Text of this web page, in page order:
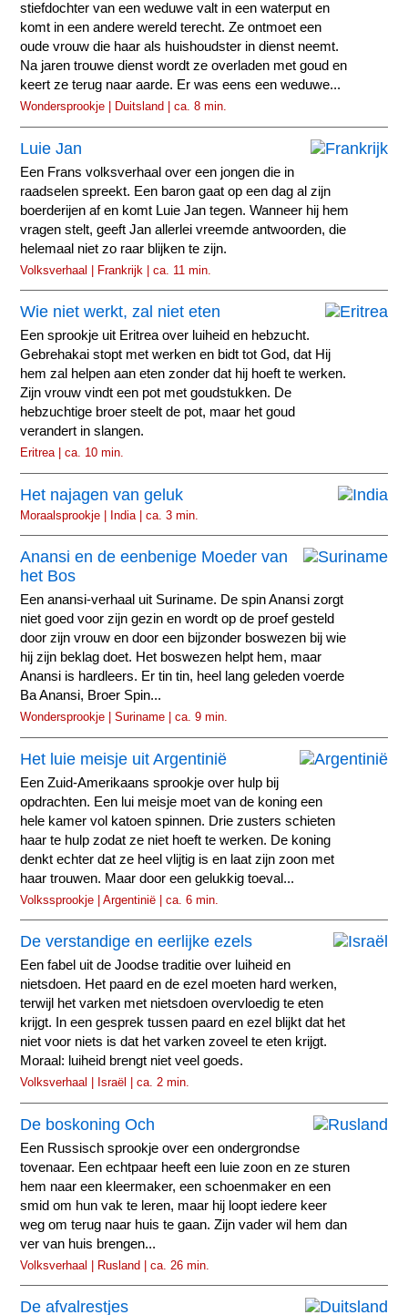
stiefdochter van een weduwe valt in een waterput en
komt in een andere wereld terecht. Ze ontmoet een
oude vrouw die haar als huishoudster in dienst neemt.
Na jaren trouwe dienst wordt ze overladen met goud en
keert ze terug naar aarde. Er was eens een weduwe...
Wondersprookje | Duitsland | ca. 8 min.
Luie Jan
Een Frans volksverhaal over een jongen die in
raadselen spreekt. Een baron gaat op een dag al zijn
boerderijen af en komt Luie Jan tegen. Wanneer hij hem
vragen stelt, geeft Jan allerlei vreemde antwoorden, die
helemaal niet zo raar blijken te zijn.
Volksverhaal | Frankrijk | ca. 11 min.
Wie niet werkt, zal niet eten
Een sprookje uit Eritrea over luiheid en hebzucht.
Gebrehakai stopt met werken en bidt tot God, dat Hij
hem zal helpen aan eten zonder dat hij hoeft te werken.
Zijn vrouw vindt een pot met goudstukken. De
hebzuchtige broer steelt de pot, maar het goud
verandert in slangen.
Eritrea | ca. 10 min.
Het najagen van geluk
Moraalsprookje | India | ca. 3 min.
Anansi en de eenbenige Moeder van
het Bos
Een anansi-verhaal uit Suriname. De spin Anansi zorgt
niet goed voor zijn gezin en wordt op de proef gesteld
door zijn vrouw en door een bijzonder boswezen bij wie
hij zijn beklag doet. Het boswezen helpt hem, maar
Anansi is hardleers. Er tin tin, heel lang geleden voerde
Ba Anansi, Broer Spin...
Wondersprookje | Suriname | ca. 9 min.
Het luie meisje uit Argentinië
Een Zuid-Amerikaans sprookje over hulp bij
opdrachten. Een lui meisje moet van de koning een
hele kamer vol katoen spinnen. Drie zusters schieten
haar te hulp zodat ze niet hoeft te werken. De koning
denkt echter dat ze heel vlijtig is en laat zijn zoon met
haar trouwen. Maar door een gelukkig toeval...
Volkssprookje | Argentinië | ca. 6 min.
De verstandige en eerlijke ezels
Een fabel uit de Joodse traditie over luiheid en
nietsdoen. Het paard en de ezel moeten hard werken,
terwijl het varken met nietsdoen overvloedig te eten
krijgt. In een gesprek tussen paard en ezel blijkt dat het
niet voor niets is dat het varken zoveel te eten krijgt.
Moraal: luiheid brengt niet veel goeds.
Volksverhaal | Israël | ca. 2 min.
De boskoning Och
Een Russisch sprookje over een ondergrondse
tovenaar. Een echtpaar heeft een luie zoon en ze sturen
hem naar een kleermaker, een schoenmaker en een
smid om hun vak te leren, maar hij loopt iedere keer
weg om terug naar huis te gaan. Zijn vader wil hem dan
ver van huis brengen...
Volksverhaal | Rusland | ca. 26 min.
De afvalrestjes